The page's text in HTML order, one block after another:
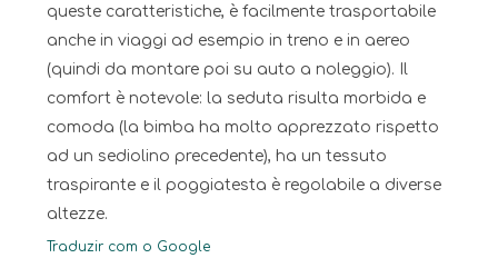
queste caratteristiche, è facilmente trasportabile
anche in viaggi ad esempio in treno e in aereo
(quindi da montare poi su auto a noleggio). Il
comfort è notevole: la seduta risulta morbida e
comoda (la bimba ha molto apprezzato rispetto
ad un sediolino precedente), ha un tessuto
traspirante e il poggiatesta è regolabile a diverse
altezze.
Traduzir com o Google